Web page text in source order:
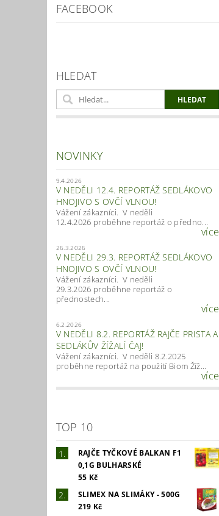
FACEBOOK
HLEDAT
NOVINKY
9.4.2026
V NEDĚLI 12.4. REPORTÁŽ SEDLÁKOVO
HNOJIVO S OVČÍ VLNOU!
Vážení zákazníci. V neděli
12.4.2026 proběhne reportáž o předno...
více
26.3.2026
V NEDĚLI 29.3. REPORTÁŽ SEDLÁKOVO
HNOJIVO S OVČÍ VLNOU!
Vážení zákazníci. V neděli
29.3.2026 proběhne reportáž o
přednostech...
více
6.2.2026
V NEDĚLI 8.2. REPORTÁŽ RAJČE PRISTA A
SEDLÁKŮV ŽÍŽALÍ ČAJ!
Vážení zákazníci. V neděli 8.2.2025
proběhne reportáž na použití Biom Žíž...
více
TOP 10
RAJČE TYČKOVÉ BALKAN F1
0,1G BULHARSKÉ
55 Kč
SLIMEX NA SLIMÁKY - 500G
219 Kč